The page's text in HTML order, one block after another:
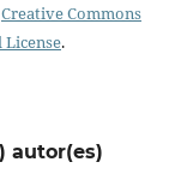
Creative Commons
.
autor(es)